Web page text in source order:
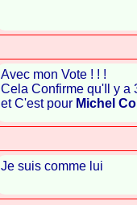
Avec mon Vote ! ! !
Cela Confirme qu'Il y a
et C'est pour Michel
Je suis comme lui